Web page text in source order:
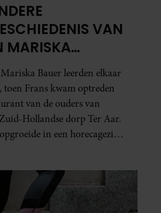
VAN
MARISKA
IN BED
Bauer leerden elkaar
toen Frans kwam optreden
van de ouders van
Hollandse dorp Ter Aar.
in een horecagezin